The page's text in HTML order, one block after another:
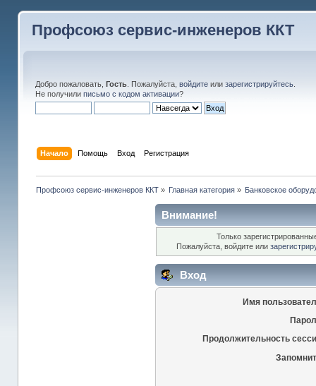
Профсоюз сервис-инженеров ККТ
Добро пожаловать, Гость. Пожалуйста, войдитеили зарегистрируйтесь.
Не получили письмо с кодом активации?
Начало Помощь Вход Регистрация
Профсоюз сервис-инженеров ККТ» Главная категория » Банковское
Внимание!
Только
Пожалуйста, войдите или
Вход
Имя
Продолжительность